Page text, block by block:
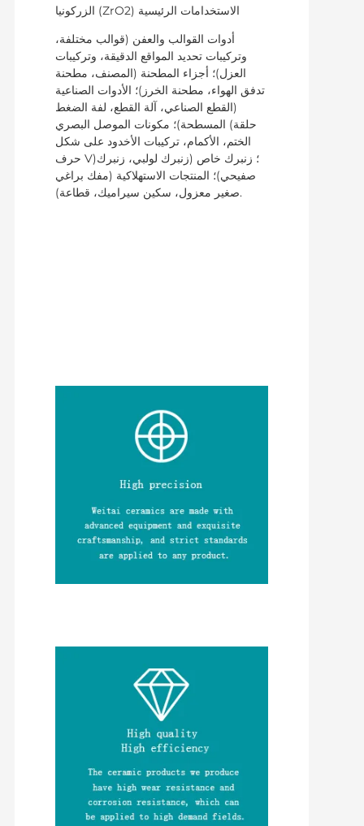
أدوات القوالب والعفن (قوالب مختلفة،
وتركيبات تحديد المواقع الدقيقة، وتركيبات
العزل)؛ أجزاء المطحنة (المصنف، مطحنة
تدفق الهواء، مطحنة الخرز)؛ الأدوات الصناعية
(القطع الصناعي، آلة القطع، لفة الضغط
المسطحة)؛ مكونات الموصل البصري (حلقة
الختم، الأكمام، تركيبات الأخدود على شكل
حرف V)؛ زنبرك خاص (زنبرك لولبي، زنبرك
صفيحي)؛ المنتجات الاستهلاكية (مفك براغي
صغير معزول، سكين سيراميك، قطاعة).